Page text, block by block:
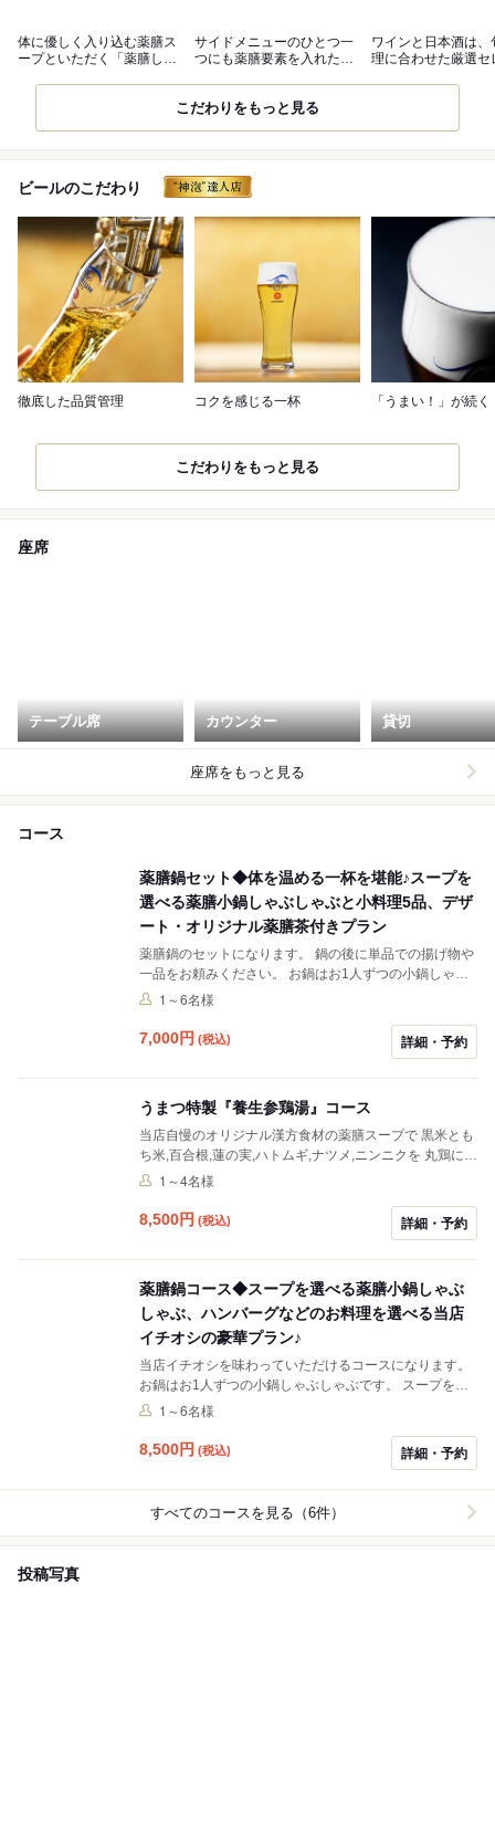
体に優しく入り込む薬膳ス
ープといただく「薬膳しゃ
サイドメニューのひとつ一
つにも薬膳要素を入れた一
ワインと日本酒は、
理に合わせた厳選セ
こだわりをもっと見る
ビールのこだわり
徹底した品質管理 コクを感じる一杯 「うまい！」が続く
こだわりをもっと見る
座席
テーブル席 カウンター 貸切
座席をもっと見る
コース
薬膳鍋セット◆体を温める一杯を堪能♪スープを
選べる薬膳小鍋しゃぶしゃぶと小料理5品、デザ
ート・オリジナル薬膳茶付きプラン
薬膳鍋のセットになります。 鍋の後に単品での揚げ物や
一品をお頼みください。 お鍋はお1人ずつの小鍋しゃぶ
しゃぶです。 スープをお選びいただけます。 【スープ】
1～6名様
7,000円 (税込) 詳細・予約
うまつ特製『養生参鶏湯』コース
当店自慢のオリジナル漢方食材の薬膳スープで 黒米とも
ち米,百合根,蓮の実,ハトムギ,ナツメ,ニンニクを 丸鶏に詰
めてじっくりと煮込みました。 滋養強壮,免疫力アップ,
1～4名様
8,500円 (税込) 詳細・予約
薬膳鍋コース◆スープを選べる薬膳小鍋しゃぶ
しゃぶ、ハンバーグなどのお料理を選べる当店
イチオシの豪華プラン♪
当店イチオシを味わっていただけるコースになります。
お鍋はお1人ずつの小鍋しゃぶしゃぶです。 スープをお
選びいただけます。 【スープ】 ・黒鍋→しじみベースの
・豚肉 〇選べるお料理
1～6名様
8,500円 (税込) 詳細・予約
すべてのコースを見る（6件）
投稿写真